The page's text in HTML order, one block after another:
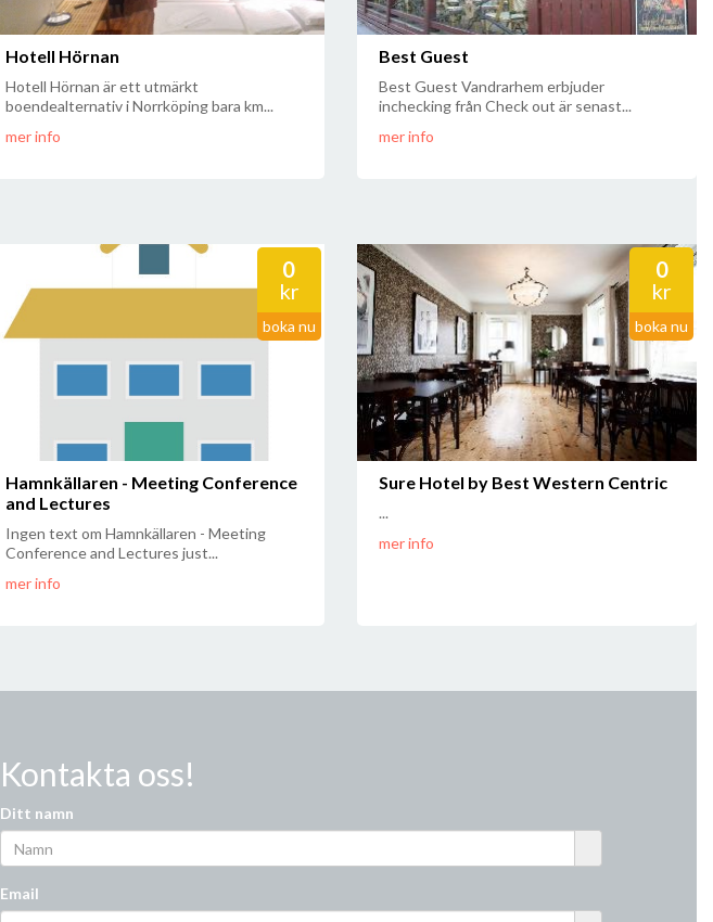
Hotell Hörnan
Hotell Hörnan är ett utmärkt
boendealternativ i Norrköping bara km...
mer info
Best Guest
Best Guest Vandrarhem erbjuder
inchecking från Check out är senast...
mer info
0
kr
boka nu
Hamnkällaren - Meeting Conference
and Lectures
Ingen text om Hamnkällaren - Meeting
Conference and Lectures just...
mer info
0
kr
boka nu
Sure Hotel by Best Western Centric
...
mer info
Kontakta oss!
Ditt namn
Email